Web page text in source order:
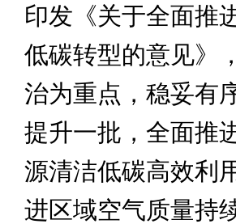
印发《关于全面推
低碳转型的意见》
治为重点，稳妥有
提升一批，全面推
源清洁低碳高效利
进区域空气质量持